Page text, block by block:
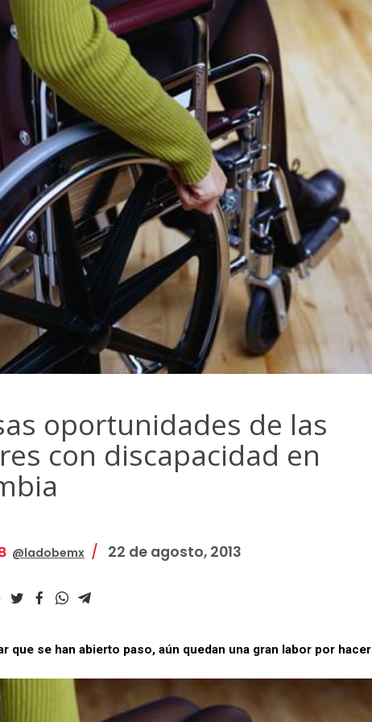
oportunidades de las
con discapacidad en
@ladobemx 22 de agosto, 2013
que se han abierto paso, aún quedan una gran labor por hacer